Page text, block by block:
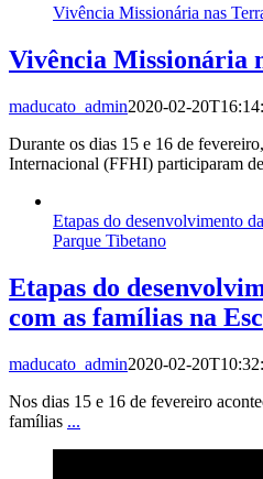
Vivência Missionária nas
Vivência Missionária
maducato_admin2020-02-
Durante os dias 15 e 16 de
Internacional (FFHI) participaram
Etapas do desenvolvimento
Parque Tibetano
Etapas do
com as famílias na
maducato_admin2020-02-
Nos dias 15 e 16 de fevereiro
famílias ...